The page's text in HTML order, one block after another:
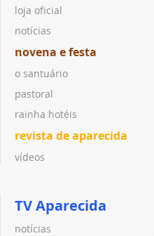
loja oficial
notícias
novena e festa
o santuário
pastoral
rainha hotéis
revista de aparecida
vídeos
TV Aparecida
notícias